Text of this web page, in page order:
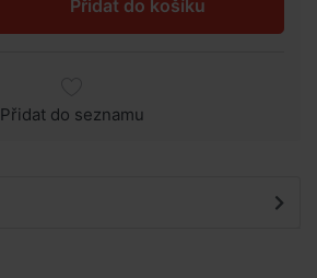
Přidat do košíku
Přidat do seznamu